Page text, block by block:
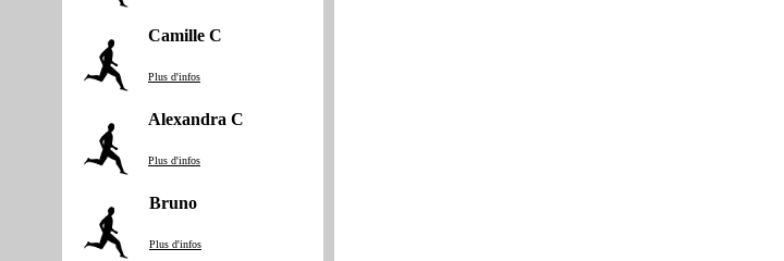
Camille C
Plus d'infos
Alexandra C
Plus d'infos
Bruno
Plus d'infos